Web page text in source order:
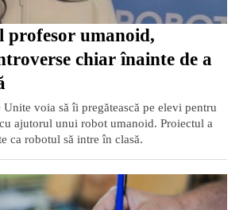
profesor umanoid,
chiar înainte de a
Unite voia să îi pregătească pe elevi pentru
ajutorul unui robot umanoid. Proiectul a
ca robotul să intre în clasă.